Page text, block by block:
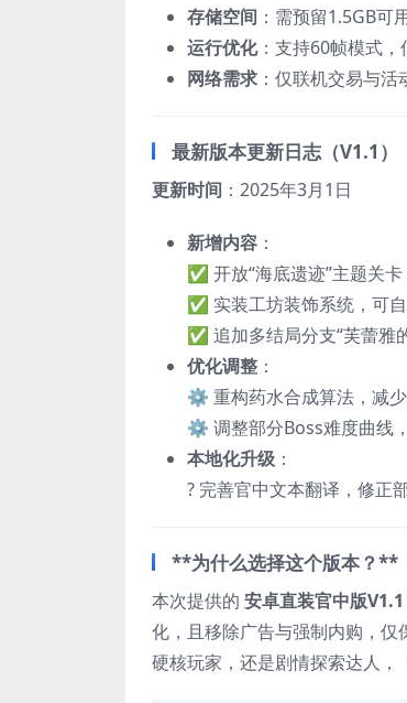
存储空间 ：需预留1.5GB可
运行优化：支持60帧模式，
网络需求 ：仅联机交易与活
最新版本更新日志（V1.1）​
更新时间 ：2025年3月1日
新增内容 ：
✅ 开放“海底遗迹”主题关
✅ 实装工坊装饰系统，可
✅ 追加多结局分支“芙蕾雅
优化调整 ：
⚙️ 重构药水合成算法，减少
⚙️ 调整部分Boss难度曲线，
本地化升级 ：
? 完善官中文本翻译，修正
​**为什么选择这个版本？**​
本次提供的 ​ 安卓直装官中版V1.1
化，且移除广告与强制内购，
硬核玩家，还是剧情探索达人，